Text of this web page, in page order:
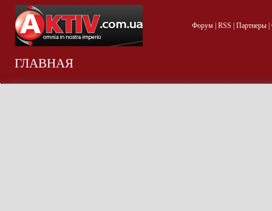
Форум| RSS Партнеры|
ГЛАВНАЯ